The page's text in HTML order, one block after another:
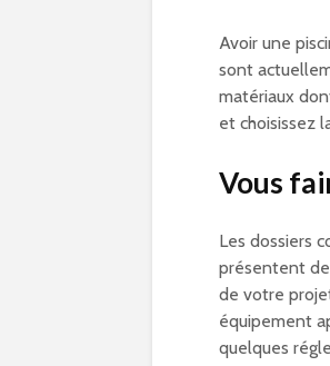
Avoir une
sont
matériaux
et choisissez
Vous
Les dossiers
présentent
de votre
équipement
quelques